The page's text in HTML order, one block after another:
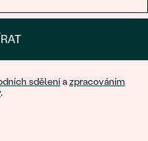
sděleníazpracováním
.